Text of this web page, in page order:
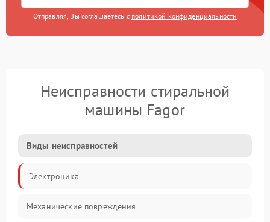
Отправляя, Вы соглашаетесь с политикой конфиденциальности
Неисправности стиральной
машины Fagor
Виды неисправностей
Электроника
Механические повреждения